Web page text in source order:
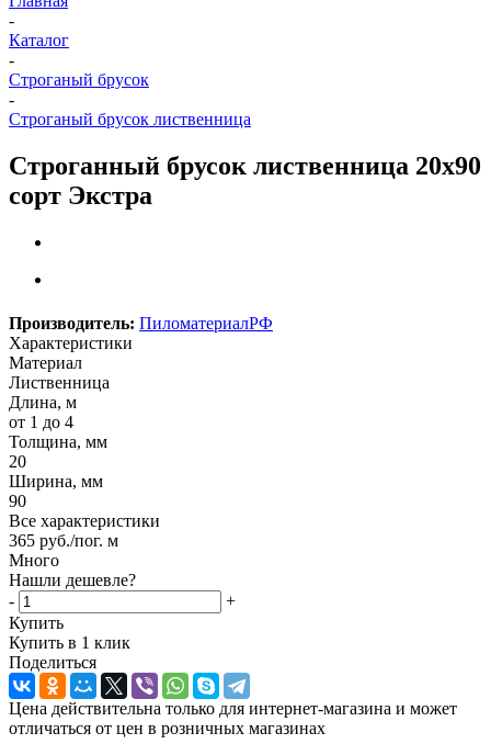
-
Каталог
-
Строганый брусок
-
Строганый брусок лиственница
Строганный брусок лиственница 20х90
сорт Экстра
Производитель: ПиломатериалРФ
Характеристики
Материал
Лиственница
Длина, м
от 1 до 4
Толщина, мм
20
Ширина, мм
90
Все характеристики
365 руб./пог. м
Много
Нашли дешевле?
-
+
Купить
Купить в 1 клик
Поделиться
Цена действительна только для интернет-магазина и может
отличаться от цен в розничных магазинах